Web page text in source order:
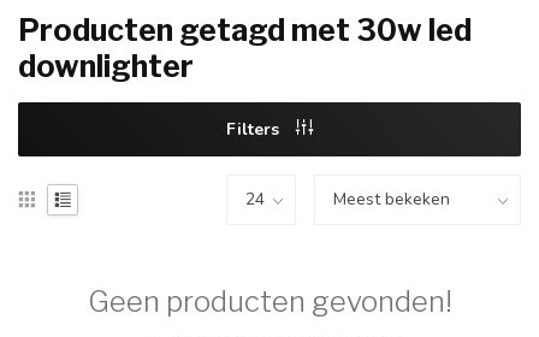
Producten getagd met 30w led
downlighter
Filters
Geen producten gevonden!